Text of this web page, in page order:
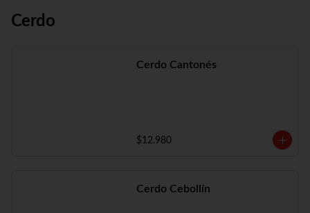
Cerdo
Cerdo Cantonés
$12.980
Cerdo Cebollín